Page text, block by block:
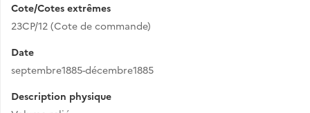
Cote/Cotes extrêmes
23CP/12 (Cote de commande)
Date
septembre1885-décembre1885
Description physique